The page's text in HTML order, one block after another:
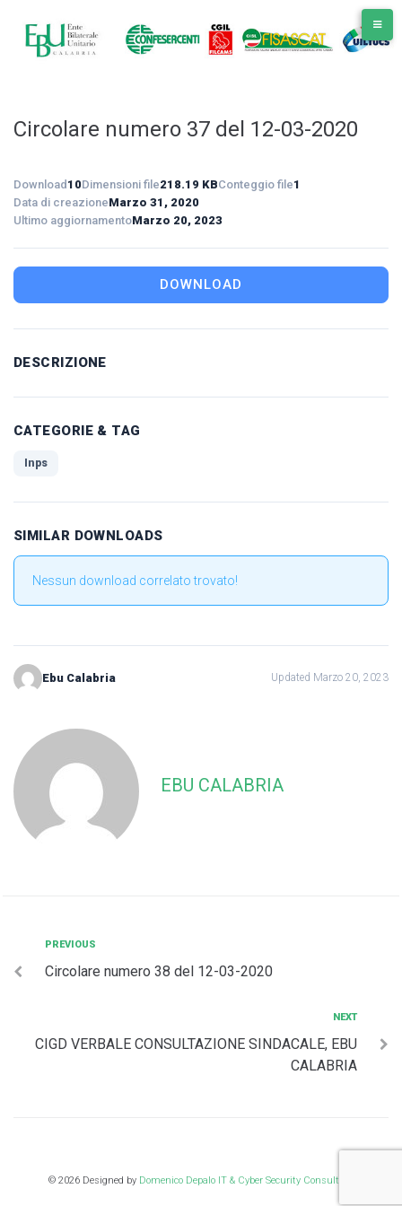
content
Circolare numero 37 del 12-03-2020
Download 10Dimensioni file218.19 KBConteggio file1
Data di creazioneMarzo 31, 2020
Ultimo aggiornamentoMarzo 20, 2023
DOWNLOAD
DESCRIZIONE
CATEGORIE & TAG
Inps
SIMILAR DOWNLOADS
Nessun download correlato trovato!
Ebu Calabria Updated Marzo 20, 2023
EBU CALABRIA
Navigazione
articoli
Previous
PREVIOUS
Circolare numero 38 del 12-03-2020
NEXT
CIGD VERBALE CONSULTAZIONE SINDACALE, EBU
CALABRIA
© 2026 Designed by Domenico Depalo IT & Cyber Security Consultant